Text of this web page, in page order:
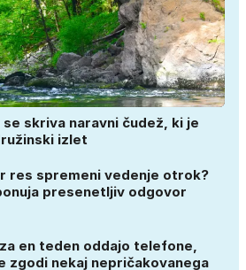
skriva naravni čudež, ki je
izlet
res spremeni vedenje otrok?
presenetljiv odgovor
en teden oddajo telefone,
zgodi nekaj nepričakovanega